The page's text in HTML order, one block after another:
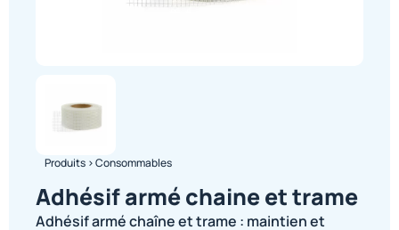
Produits >Consommables
Adhésif armé chaine et trame
Adhésif armé chaîne et trame : maintien et